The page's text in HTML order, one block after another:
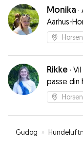
Monika ·
Aarhus-
Rikke ·
passe din
Gudog »